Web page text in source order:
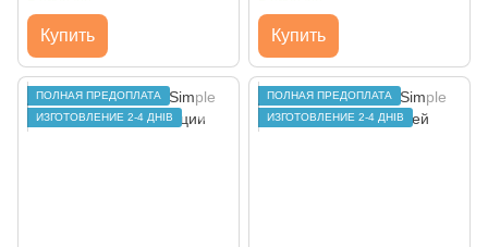
Купить Купить
ПОЛНАЯ ПРЕДОПЛАТА
ИЗГОТОВЛЕНИЕ 2-4 ДНІВ
ПОЛНАЯ ПРЕДОПЛАТА
ИЗГОТОВЛЕНИЕ 2-4 ДНІВ